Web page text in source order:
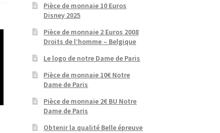
Pièce de monnaie 10 Euros
Disney 2025
Pièce de monnaie 2 Euros 2008
Droits de l’homme – Belgique
Le logo de notre Dame de Paris
Pièce de monnaie 10€ Notre
Dame de Paris
Pièce de monnaie 2€ BU Notre
Dame de Paris
Obtenir la qualité Belle épreuve